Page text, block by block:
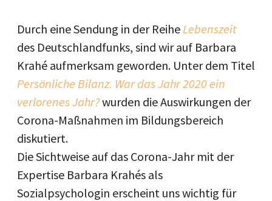
Durch eine Sendung in der ReiheLebenszeit
des Deutschlandfunks, sind wir auf Barbara
Krahé aufmerksam geworden. Unter dem Titel
Persönliche Bilanz. War das Jahr 2020 ein
verlorenes Jahr?wurden die Auswirkungen der
Corona-Maßnahmen im Bildungsbereich
diskutiert.
Die Sichtweise auf das Corona-Jahr mit der
Expertise Barbara Krahés als
Sozialpsychologin erscheint uns wichtig für